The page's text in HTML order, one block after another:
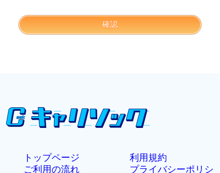
当サイトからご自宅へ配送させて頂きます。
※当サイト及び提携サイトにて保管した個人情報は厳重
に管理し、当サイトでの買取りサービス及び提携サイト
確認
トップページ
ご利用の流れ
利用規約
プライバシーポリシ